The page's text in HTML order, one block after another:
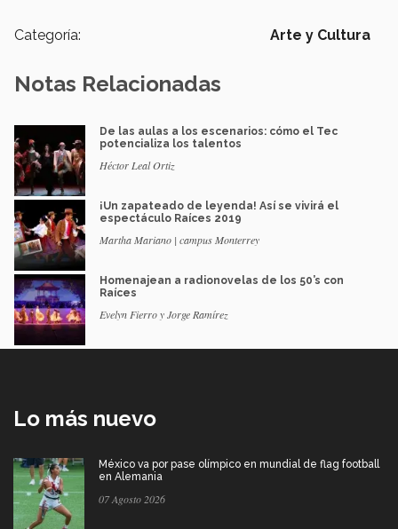
Categoría: Arte y Cultura
Notas Relacionadas
De las aulas a los escenarios: cómo el Tec
potencializa los talentos
Héctor Leal Ortiz
¡Un zapateado de leyenda! Así se vivirá el
espectáculo Raíces 2019
Martha Mariano | campus Monterrey
Homenajean a radionovelas de los 50’s con
Raíces
Evelyn Fierro y Jorge Ramírez
Lo más nuevo
México va por pase olímpico en mundial de flag football
en Alemania
07 Agosto 2026